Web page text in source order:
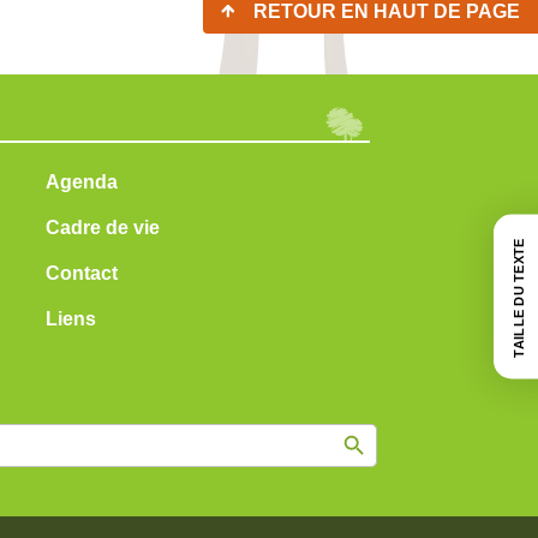
RETOUR EN HAUT DE PAGE
Agenda
Cadre de vie
Contact
Liens
Search Button
TAILLE DU TEXTE